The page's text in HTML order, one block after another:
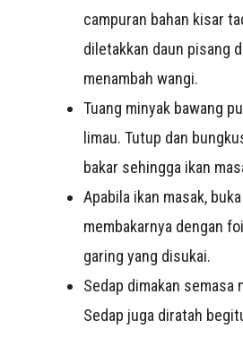
campuran bahan kisar
diletakkan daun pisang
menambah wangi.
Tuang minyak bawang
limau. Tutup dan
bakar sehingga ikan
Apabila ikan masak,
membakarnya dengan
garing yang disukai.
Sedap dimakan semasa
Sedap juga diratah